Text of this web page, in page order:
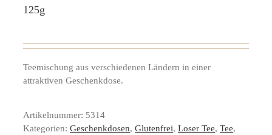
125g
Teemischung aus verschiedenen Ländern in einer
attraktiven Geschenkdose.
Artikelnummer: 5314
Kategorien: Geschenkdosen, Glutenfrei, Loser Tee, Tee,